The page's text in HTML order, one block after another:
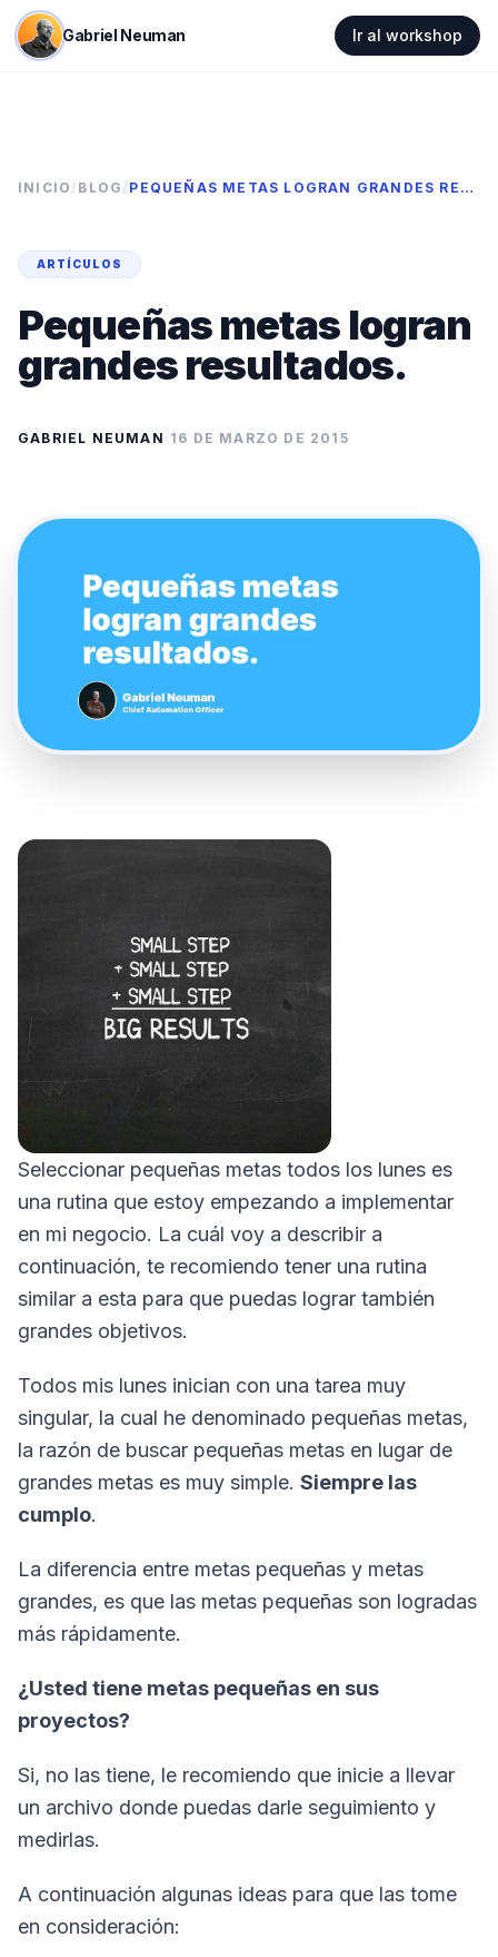
Gabriel Neuman Ir al workshop
INICIO / BLOG / PEQUEÑAS METAS LOGRAN GRANDES RESULTADOS.
ARTÍCULOS
Pequeñas metas logran
grandes resultados.
GABRIEL NEUMAN · 16 DE MARZO DE 2015
Seleccionar pequeñas metas todos los lunes es
una rutina que estoy empezando a implementar
en mi negocio. La cuál voy a describir a
continuación, te recomiendo tener una rutina
similar a esta para que puedas lograr también
grandes objetivos.
Todos mis lunes inician con una tarea muy
singular, la cual he denominado pequeñas metas,
la razón de buscar pequeñas metas en lugar de
grandes metas es muy simple. Siempre las
cumplo.
La diferencia entre metas pequeñas y metas
grandes, es que las metas pequeñas son logradas
más rápidamente.
¿Usted tiene metas pequeñas en sus
proyectos?
Si, no las tiene, le recomiendo que inicie a llevar
un archivo donde puedas darle seguimiento y
medirlas.
A continuación algunas ideas para que las tome
en consideración: